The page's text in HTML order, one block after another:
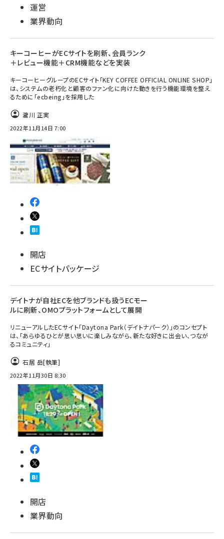
運営
業界動向
キーコーヒーがECサイトを刷新、会員ランク
＋レビュー機能＋CRM機能などを実装
キーコーヒーグループのECサイト「KEY COFFEE OFFICIAL ONLINE SHOP」
は、システムの老朽化と顧客のファン化に向けた動きを行う機能環境を整え
るために「ecbeing」を採用した
瀧川 正実
2022年11月14日 7:00
開店
ECサイトパッケージ
デイトナが自社ECを他ブランドも扱うECモー
ルに刷新、OMOプラットフォームとして展開
リニューアルしたECサイト「Daytona Park（デイトナパーク）」のコンセプト
は、「あらゆるひとが思い思いに楽しみながら、新たな好きに出会い、つなが
るコミュニティ」
石居 岳[執筆]
2022年11月30日 8:30
開店
業界動向